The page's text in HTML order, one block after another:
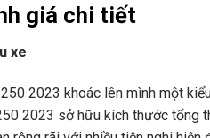
giá chi tiết
xe
2023 khoác lên mình một
2023 sở hữu kích thước tổng